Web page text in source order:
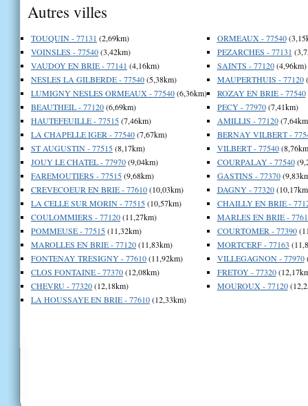
Autres villes
TOUQUIN - 77131 (2,69km)
VOINSLES - 77540(3,42km)
VAUDOY EN BRIE - 77141 (4,16km)
NESLES LA GILBERDE - 77540(5,38km)
LUMIGNY NESLES ORMEAUX - 77540(6,36km)
BEAUTHEIL - 77120(6,69km)
HAUTEFEUILLE - 77515(7,46km)
LA CHAPELLE IGER - 77540(7,67km)
ST AUGUSTIN - 77515(8,17km)
JOUY LE CHATEL - 77970(9,04km)
FAREMOUTIERS - 77515(9,68km)
CREVECOEUR EN BRIE - 77610(10,03km)
LA CELLE SUR MORIN - 77515(10,57km)
COULOMMIERS - 77120(11,27km)
POMMEUSE - 77515(11,32km)
MAROLLES EN BRIE - 77120(11,83km)
FONTENAY TRESIGNY - 77610(11,92km)
CLOS FONTAINE - 77370(12,08km)
CHEVRU - 77320(12,18km)
LA HOUSSAYE EN BRIE - 77610(12,33km)
ORMEAUX - 77540
PEZARCHES - 77131
SAINTS - 77120(4,96km)
MAUPERTHUIS - 77120
ROZAY EN BRIE - 77540
PECY - 77970(7,41km)
AMILLIS - 77120
BERNAY VILBERT -
VILBERT - 77540
COURPALAY - 77540
GASTINS - 77370
DAGNY - 77320
CHAILLY EN BRIE -
MARLES EN BRIE -
COURTOMER - 77390
MORTCERF - 77163
VILLEGAGNON - 77970
FRETOY - 77320
MOUROUX - 77120